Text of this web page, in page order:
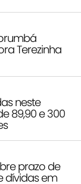
Terezinha
neste
89,90 e 300
prazo de
dívidas em